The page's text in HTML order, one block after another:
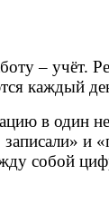
– учёт.
каждый
в один
и
собой